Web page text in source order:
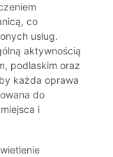
co
usług.
aktywnością
podlaskim oraz
każda oprawa
do
i